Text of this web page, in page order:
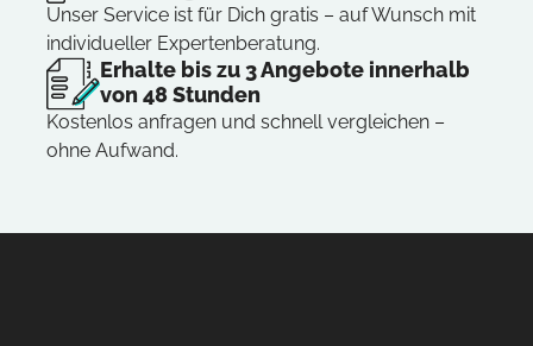
Unser Service ist für Dich gratis – auf Wunsch mit
individueller Expertenberatung.
Erhalte bis zu 3 Angebote innerhalb
von 48 Stunden
Kostenlos anfragen und schnell vergleichen –
ohne Aufwand.